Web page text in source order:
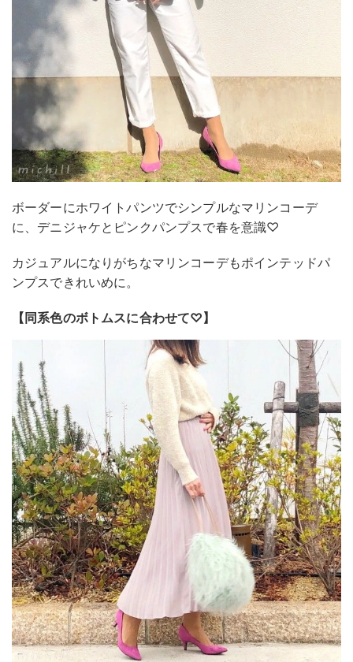
ボーダーにホワイトパンツでシンプルなマリンコーデ
に、デニジャケとピンクパンプスで春を意識♡
カジュアルになりがちなマリンコーデもポインテッドパ
ンプスできれいめに。
【同系色のボトムスに合わせて♡】